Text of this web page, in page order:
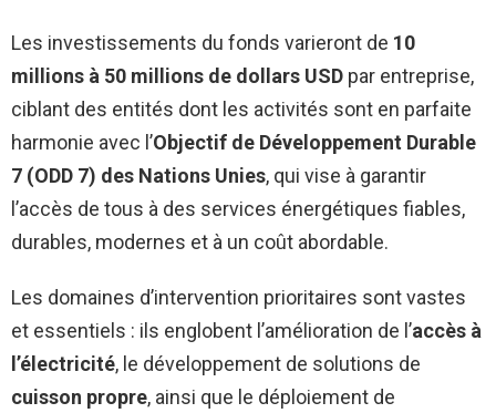
Les investissements du fonds varieront de 10
millions à 50 millions de dollars USD par entreprise,
ciblant des entités dont les activités sont en parfaite
harmonie avec l’Objectif de Développement Durable
7 (ODD 7) des Nations Unies, qui vise à garantir
l’accès de tous à des services énergétiques fiables,
durables, modernes et à un coût abordable.
Les domaines d’intervention prioritaires sont vastes
et essentiels : ils englobent l’amélioration de l’accès à
l’électricité, le développement de solutions de
cuisson propre, ainsi que le déploiement de